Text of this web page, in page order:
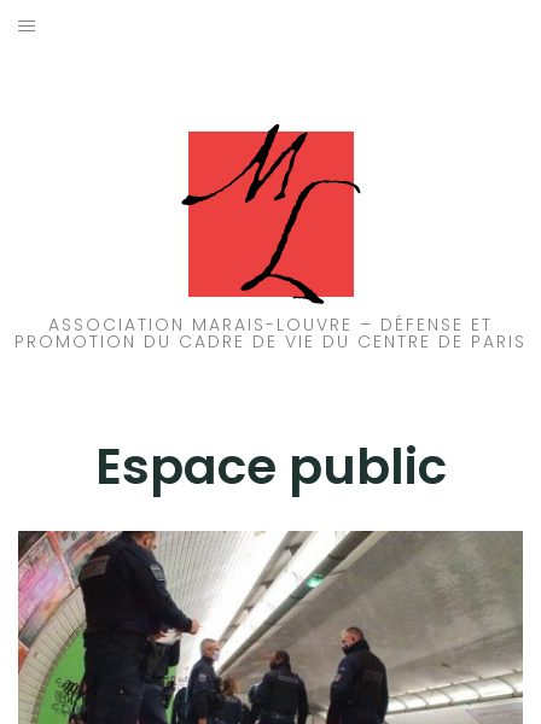
Aller
ASSOCIATION MARAIS-LOUVRE – DÉFENSE ET
PROMOTION DU CADRE DE VIE DU CENTRE DE PARIS
Espace public